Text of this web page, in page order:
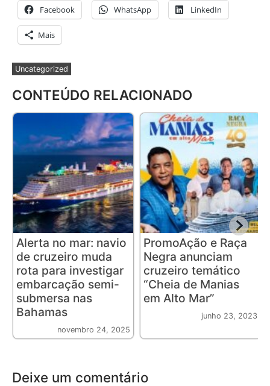
Facebook WhatsApp LinkedIn
Mais
Uncategorized
CONTEÚDO RELACIONADO
Alerta no mar: navio
de cruzeiro muda
rota para investigar
embarcação semi-
submersa nas
Bahamas
novembro 24, 2025
PromoAção e Raça
Negra anunciam
cruzeiro temático
“Cheia de Manias
em Alto Mar”
junho 23, 2023
Deixe um comentário